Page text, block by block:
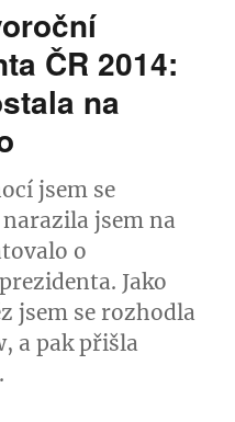
Recept
hezky
rok
2008:
holky
bez
peněz
a
lásky
ČR 2014:
na
jsem se
jsem na
o
Jako
jsem se rozhodla
a pak přišla